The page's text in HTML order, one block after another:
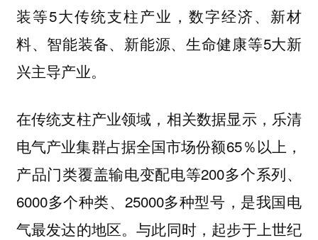
装等5大传统支柱产业，数字经济、新材
料、智能装备、新能源、生命健康等5大新
兴主导产业。
在传统支柱产业领域，相关数据显示，乐清
电气产业集群占据全国市场份额65％以上，
产品门类覆盖输电变配电等200多个系列、
6000多个种类、25000多种型号，是我国电
气最发达的地区。与此同时，起步于上世纪